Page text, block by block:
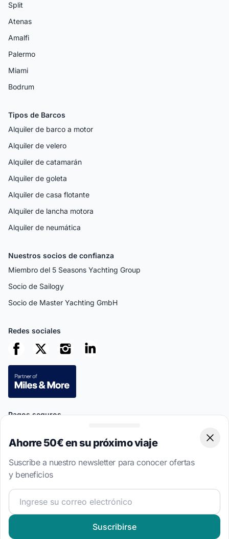
Split
Atenas
Amalfi
Palermo
Miami
Bodrum
Tipos de Barcos
Alquiler de barco a motor
Alquiler de velero
Alquiler de catamarán
Alquiler de goleta
Alquiler de casa flotante
Alquiler de lancha motora
Alquiler de neumática
Nuestros socios de confianza
Miembro del 5 Seasons Yachting Group
Socio de Sailogy
Socio de Master Yachting GmbH
Redes sociales
Pagos seguros
This site is protected by reCAPTCHA
Serviceapply.
4.7 · 8,533 opiniones verificadas de clientes
Ahorre 50€ en su próximo viaje
Suscribe a nuestro newsletter para conocer ofertas
y beneficios
¡Únete a nuestra comunidad náutica y recibe contenido
Suscribirse